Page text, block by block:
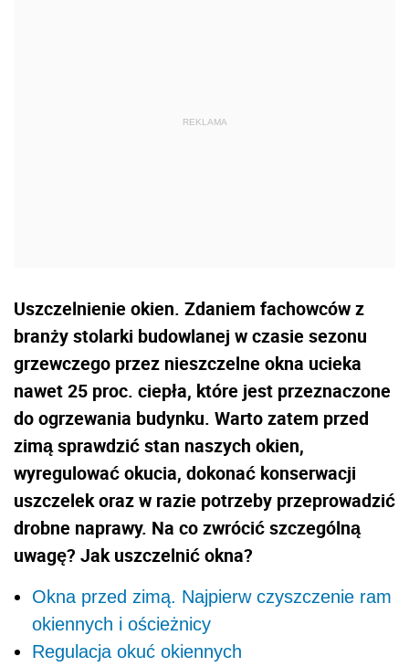
Uszczelnienie okien. Zdaniem fachowców z
branży stolarki budowlanej w czasie sezonu
grzewczego przez nieszczelne okna ucieka
nawet 25 proc. ciepła, które jest przeznaczone
do ogrzewania budynku. Warto zatem przed
zimą sprawdzić stan naszych okien,
wyregulować okucia, dokonać konserwacji
uszczelek oraz w razie potrzeby przeprowadzić
drobne naprawy. Na co zwrócić szczególną
uwagę? Jak uszczelnić okna?
Okna przed zimą. Najpierw czyszczenie ram
okiennych i ościeżnicy
Regulacja okuć okiennych